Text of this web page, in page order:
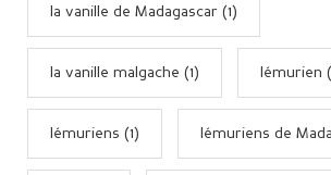
la vanille de Madagascar (1)
la vanille malgache (1) lémurien
lémuriens (1) lémuriens de